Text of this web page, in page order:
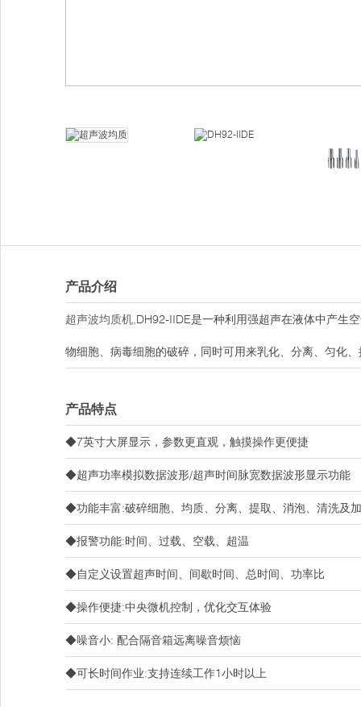
产品介绍
超声波均质机,DH92-IIDE是一种利用强超声在液体中产生
物细胞、病毒细胞的破碎，同时可用来乳化、分离、匀化
产品特点
◆7英寸大屏显示，参数更直观，触摸操作更便捷
◆超声功率模拟数据波形/超声时间脉宽数据波形显示功能
◆功能丰富:破碎细胞、均质、分离、提取、消泡、清洗及
◆报警功能:时间、过载、空载、超温
◆自定义设置超声时间、间歇时间、总时间、功率比
◆操作便捷:中央微机控制，优化交互体验
◆噪音小: 配合隔音箱远离噪音烦恼
◆可长时间作业:支持连续工作1小时以上